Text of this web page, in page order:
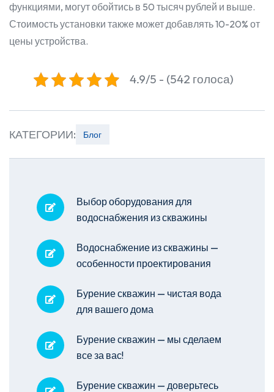
функциями, могут обойтись в 50 тысяч рублей и выше.
Стоимость установки также может добавлять 10-20% от
цены устройства.
4.9/5 - (542 голоса)
КАТЕГОРИИ: Блог
Выбор оборудования для
водоснабжения из скважины
Водоснабжение из скважины —
особенности проектирования
Бурение скважин — чистая вода
для вашего дома
Бурение скважин — мы сделаем
все за вас!
Бурение скважин — доверьтесь